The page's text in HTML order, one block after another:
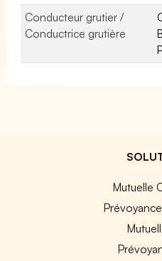
Conducteur grutier /
Conductrice grutière
Mutuelle